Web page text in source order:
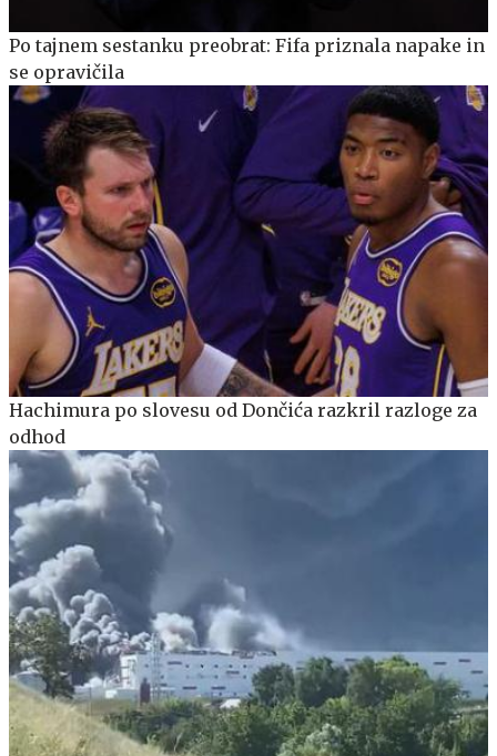
Po tajnem sestanku preobrat: Fifa priznala napake in
se opravičila
Hachimura po slovesu od Dončića razkril razloge za
odhod